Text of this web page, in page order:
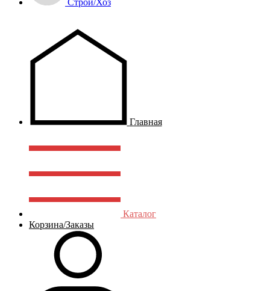
Строй/Хоз
Главная
Каталог
Корзина/Заказы